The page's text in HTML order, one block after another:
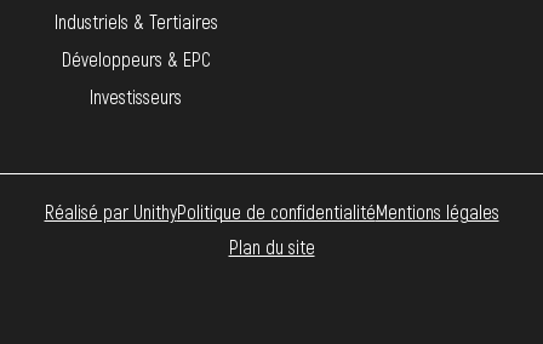
Industriels & Tertiaires
Développeurs & EPC
Investisseurs
Réalisé par UnithyPolitique de confidentialitéMentions légales
Plan du site